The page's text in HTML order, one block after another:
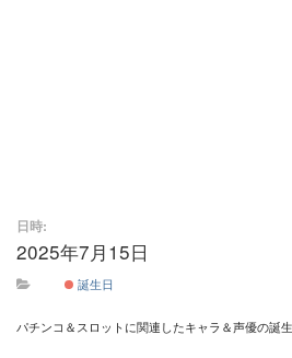
日時:
2025年7月15日
誕生日
パチンコ＆スロットに関連したキャラ＆声優の誕生